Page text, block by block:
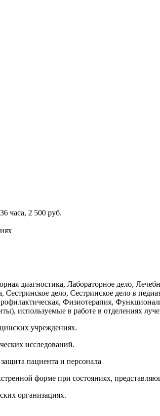
часа, 2 500 руб.
диагностика, Лабораторное дело,
Сестринское дело, Сестринское дело в
Физиотерапия,
используемые в работе в отделениях
учреждениях.
исследований.
пациента и персонала
форме при состояниях,
организациях.